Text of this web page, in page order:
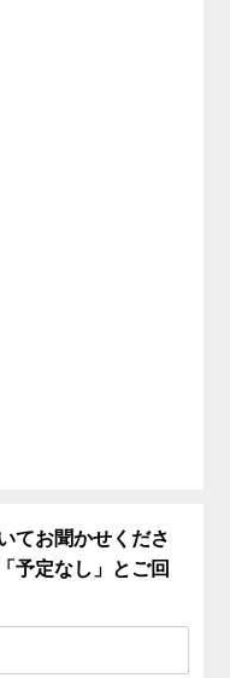
てお聞かせくださ
予定なし」とご回